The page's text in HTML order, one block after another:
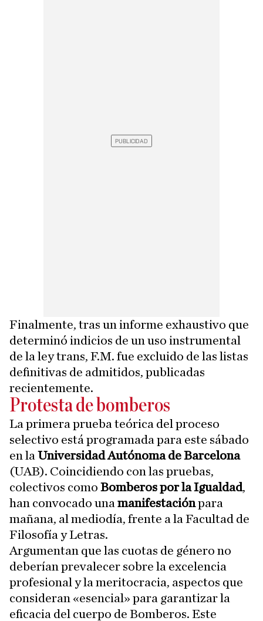
Finalmente, tras un informe exhaustivo que
determinó indicios de un uso instrumental
de la ley trans, F.M. fue excluido de las listas
definitivas de admitidos, publicadas
recientemente.
Protesta de bomberos
La primera prueba teórica del proceso
selectivo está programada para este sábado
en la Universidad Autónoma de Barcelona
(UAB). Coincidiendo con las pruebas,
colectivos como Bomberos por la Igualdad,
han convocado una manifestaciónpara
mañana, al mediodía, frente a la Facultad de
Filosofía y Letras.
Argumentan que las cuotas de género no
deberían prevalecer sobre la excelencia
profesional y la meritocracia, aspectos que
consideran «esencial» para garantizar la
eficacia del cuerpo de Bomberos. Este